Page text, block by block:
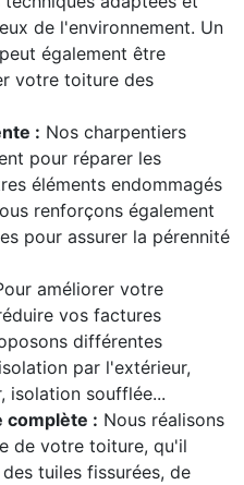
de l'environnement. Un
également être
votre toiture des
: Nos charpentiers
pour réparer les
éléments endommagés
renforçons également
pour assurer la pérennité
améliorer votre
vos factures
différentes
par l'extérieur,
isolation soufflée...
complète : Nous réalisons
de votre toiture, qu'il
tuiles fissurées, de